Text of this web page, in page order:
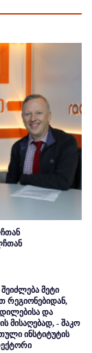
შეიძლება მეტი
რეგიონებიდან,
და
მისაღებად, - შაკო
ინსტიტუტის